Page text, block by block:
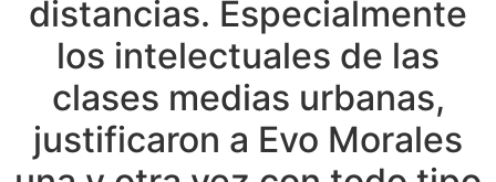
distancias. Especialmente
los intelectuales de las
clases medias urbanas,
justificaron a Evo Morales